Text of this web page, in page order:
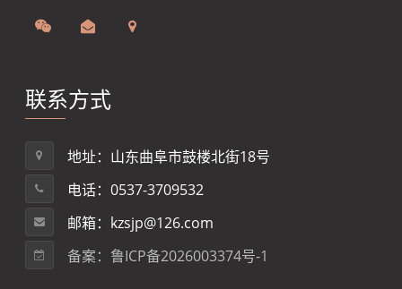
联系方式
地址：山东曲阜市鼓楼北街18号
电话：0537-3709532
邮箱：kzsjp@126.com
备案：鲁ICP备2026003374号-1